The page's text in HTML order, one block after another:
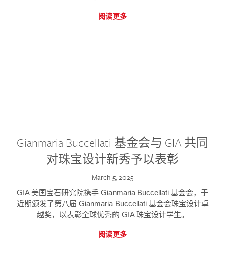
阅读更多
Gianmaria Buccellati 基金会与 GIA 共同
对珠宝设计新秀予以表彰
March 5, 2025
GIA 美国宝石研究院携手 Gianmaria Buccellati 基金会，于
近期颁发了第八届 Gianmaria Buccellati 基金会珠宝设计卓
越奖，以表彰全球优秀的 GIA 珠宝设计学生。
阅读更多